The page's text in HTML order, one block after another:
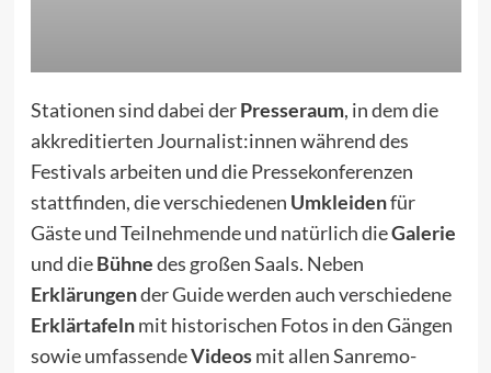
Stationen sind dabei derPresseraum, in dem die
akkreditierten Journalist:innen während des
Festivals arbeiten und die Pressekonferenzen
stattfinden, die verschiedenen Umkleidenfür
Gäste und Teilnehmende und natürlich dieGalerie
und dieBühnedes großen Saals. Neben
Erklärungender Guide werden auch verschiedene
Erklärtafelnmit historischen Fotos in den Gängen
sowie umfassendeVideosmit allen Sanremo-